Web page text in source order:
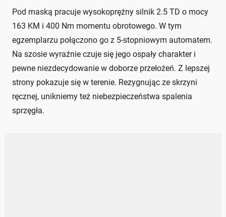
Pod maską pracuje wysokoprężny silnik 2.5 TD o mocy
163 KM i 400 Nm momentu obrotowego. W tym
egzemplarzu połączono go z 5-stopniowym automatem.
Na szosie wyraźnie czuje się jego ospały charakter i
pewne niezdecydowanie w doborze przełożeń. Z lepszej
strony pokazuje się w terenie. Rezygnując ze skrzyni
ręcznej, unikniemy też niebezpieczeństwa spalenia
sprzęgła.